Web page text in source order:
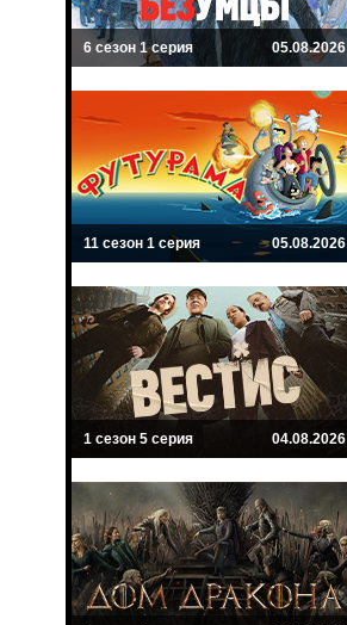
6 сезон 1 серия 05.08.2026
11 сезон 1 серия 05.08.2026
1 сезон 5 серия 04.08.2026